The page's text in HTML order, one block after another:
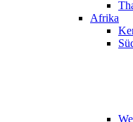
Afrika